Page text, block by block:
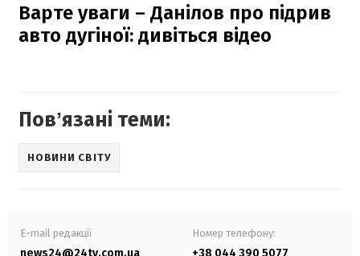
Варте уваги – Данілов про підрив
авто дугіної: дивіться відео
Повʼязані теми:
НОВИНИ СВІТУ
E-mail редакції
news24@24tv.com.ua
Номер телефону:
+38 044 390 5077